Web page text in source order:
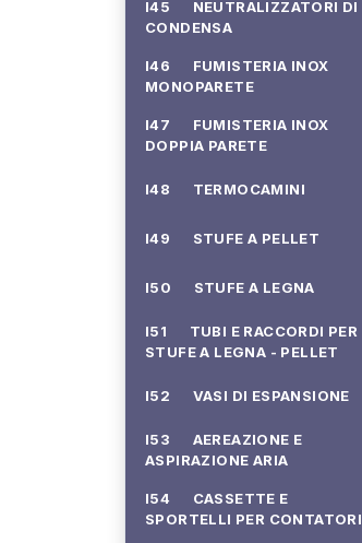
I45 NEUTRALIZZATORI DI
CONDENSA
I46 FUMISTERIA INOX
MONOPARETE
I47 FUMISTERIA INOX
DOPPIA PARETE
I48 TERMOCAMINI
I49 STUFE A PELLET
I50 STUFE A LEGNA
I51 TUBI E RACCORDI PER
STUFE A LEGNA - PELLET
I52 VASI DI ESPANSIONE
I53 AEREAZIONE E
ASPIRAZIONE ARIA
I54 CASSETTE E
SPORTELLI PER CONTATORI